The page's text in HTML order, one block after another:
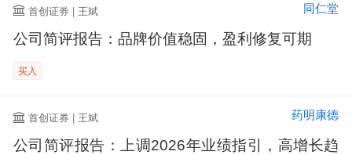
首创证券 | 王斌 同仁堂
公司简评报告：品牌价值稳固，盈利修复可期
买入
首创证券 | 王斌 药明康德
公司简评报告：上调2026年业绩指引，高增长趋